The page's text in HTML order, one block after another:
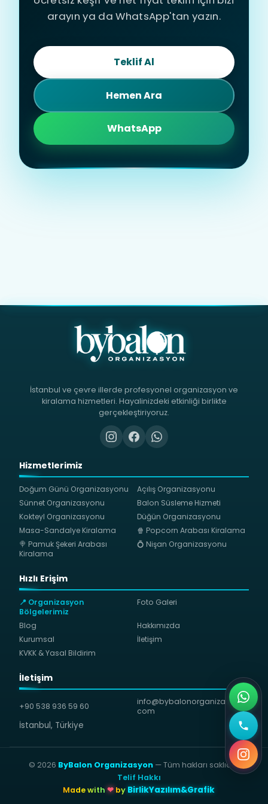
arayın ya da WhatsApp'tan yazın.
Teklif Al
Hemen Ara
WhatsApp
İstanbul ve çevre illerde profesyonel organizasyon ve
kiralama hizmetleri. Hayalinizdeki etkinliği birlikte
gerçekleştiriyoruz.
Hizmetlerimiz
Doğum Günü Organizasyonu
Açılış Organizasyonu
Sünnet Organizasyonu
Balon Süsleme Hizmeti
Kokteyl Organizasyonu
Düğün Organizasyonu
Masa-Sandalye Kiralama
🍿 Popcorn Arabası Kiralama
🍭 Pamuk Şekeri Arabası
Kiralama
💍 Nişan Organizasyonu
Hızlı Erişim
📍 Organizasyon
Bölgelerimiz
Foto Galeri
Blog
Hakkımızda
Kurumsal
İletişim
KVKK & Yasal Bildirim
İletişim
+90 538 936 59 60
info@bybalonorganizasyon.
com
İstanbul, Türkiye
© 2026 ByBalon Organizasyon — Tüm hakları saklıdır.
Telif Hakkı
Made with ❤ by BirlikYazılım&Grafik